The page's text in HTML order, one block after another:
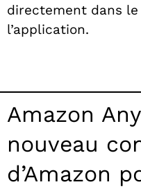
directement dans
l’application.
Amazon
nouveau
d’Amazon